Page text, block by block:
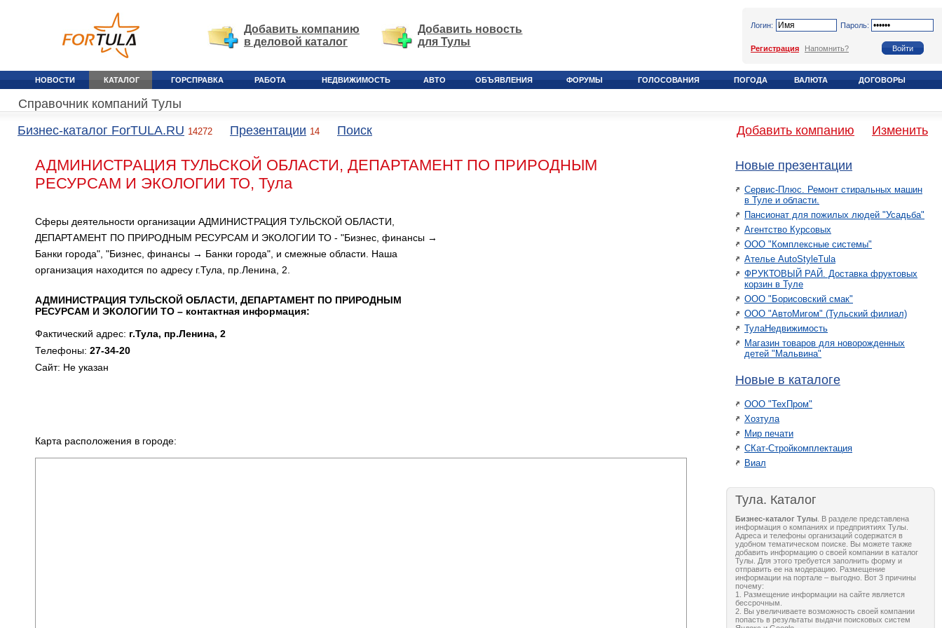
Добавить компанию
в деловой каталог
Добавить новость
для Тулы
Логин: Пароль:
Регистрация Напомнить?
НОВОСТИ КАТАЛОГ ГОРСПРАВКА РАБОТА НЕДВИЖИМОСТЬ АВТО ОБЪЯВЛЕНИЯ ФОРУМЫ ГОЛОСОВАНИЯ ПОГОДА ВАЛЮТА ДОГОВОРЫ
Справочник компаний Тулы
Бизнес-каталог ForTULA.RU 14272 Презентации 14 Поиск Добавить компанию Изменить
АДМИНИСТРАЦИЯ ТУЛЬСКОЙ ОБЛАСТИ, ДЕПАРТАМЕНТ ПО ПРИРОДНЫМ
РЕСУРСАМ И ЭКОЛОГИИ ТО, Тула
Сферы деятельности организации АДМИНИСТРАЦИЯ ТУЛЬСКОЙ ОБЛАСТИ,
ДЕПАРТАМЕНТ ПО ПРИРОДНЫМ РЕСУРСАМ И ЭКОЛОГИИ ТО - "Бизнес, финансы →
Банки города", "Бизнес, финансы → Банки города", и смежные области. Наша
организация находится по адресу г.Тула, пр.Ленина, 2.
АДМИНИСТРАЦИЯ ТУЛЬСКОЙ ОБЛАСТИ, ДЕПАРТАМЕНТ ПО ПРИРОДНЫМ
РЕСУРСАМ И ЭКОЛОГИИ ТО – контактная информация:
Фактический адрес: г.Тула, пр.Ленина, 2
Телефоны: 27-34-20
Сайт: Не указан
Карта расположения в городе:
Новые презентации
Сервис-Плюс. Ремонт стиральных машин
в Туле и области.
Пансионат для пожилых людей "Усадьба"
Агентство Курсовых
ООО "Комплексные системы"
Ателье AutoStyleTula
ФРУКТОВЫЙ РАЙ. Доставка фруктовых
корзин в Туле
ООО "Борисовский смак"
ООО "АвтоМигом" (Тульский филиал)
ТулаНедвижимость
Магазин товаров для новорожденных
детей "Мальвина"
Новые в каталоге
ООО "ТехПром"
Хозтула
Мир печати
СКат-Стройкомплектация
Виал
Тула. Каталог
Бизнес-каталог Тулы . В разделе представлена
информация о компаниях и предприятиях Тулы.
Адреса и телефоны организаций содержатся в
удобном тематическом поиске. Вы можете также
добавить информацию о своей компании в каталог
Тулы. Для этого требуется заполнить форму и
отправить ее на модерацию. Размещение
информации на портале – выгодно. Вот 3 причины
почему:
1. Размещение информации на сайте является
бессрочным.
2. Вы увеличиваете возможность своей компании
попасть в результаты выдачи поисковых систем